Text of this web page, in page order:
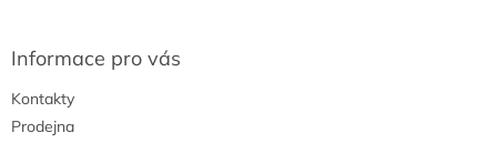
Informace pro vás
Kontakty
Prodejna